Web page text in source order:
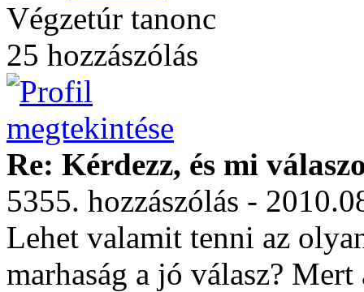
Végzetúr tanonc
25 hozzászólás
Re: Kérdezz, és mi
5355. hozzászólás -
Lehet valamit tenni az
marhaság a jó válasz?